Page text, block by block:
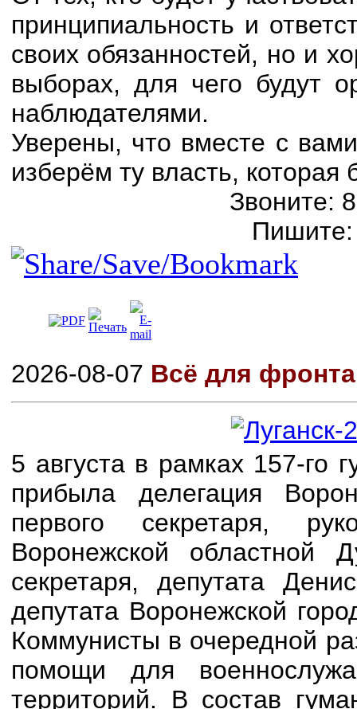
принципиальность и
своих обязанностей, но и
выборах, для чего будут
наблюдателями.
Уверены, что вместе с
изберём ту власть, которая
Звоните:
2026-08-07 Всё для
5 августа в рамках 157-го
прибыла делегация
первого секретаря,
Воронежской областной
секретаря, депутата
депутата Воронежской
Коммунисты в очередной
помощи для
территорий. В состав